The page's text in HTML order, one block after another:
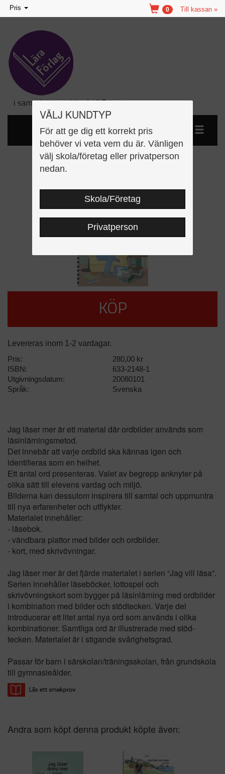
VÄLJ KUNDTYP
För att ge dig ett korrekt pris
behöver vi veta vem du är. Vänligen
välj skola/företag eller privatperson
nedan.
Skola/Företag
Privatperson
Toggle
navigation
Pris Till kassan »
0
Jag läser mer
KÖP
Levereras inom 1-2 vardagar.
Pris:
280,00 kr
ISBN:
633-2148-1
Utgivningsdatum:
20080101
Språk:
Svenska
Jag läser mer är ett material där ordbilder används som
läsinlärningsmetod.
Det innebär att varje ordbild ska kännas igen och
identifieras som en helhet.
Ett antal ord presenteras. Valet av begrepp anknyter på
olika sätt till elevens vardag och miljö.
Bilderna kan dessutom inspirera till samtal och uppmuntra
till nya erfarenheter och utflykter.
Materialet innehåller:
- läsebok.
- vändbara plattor med bilder och ordbilder.
- kort, med skrivövningar.
Jag läser mer är det fjärde materialet i serien “Jag vill läsa”.
Serien innehåller läseböcker, lottospel och
skrivövningskort som bygger på läsinlärning med ordbilder
i kombination med bilder och stödtecken. Varje del
introducerar ett litet antal nya ord som används i olika
kombinationer. Samtliga ord är illustrerade med stöd-
tecken. Materialet är i stigande svårighetsgrad.
Passar för barn i särskolan/träningsskolan, från grundskola
till gymnasieålder.
Andra som köpt denna produkt köpte även: